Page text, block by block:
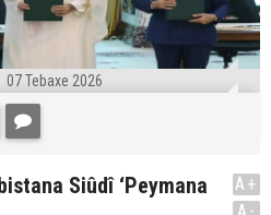
07 Tebaxe 2026
Siûdî ‘Peymana
A+